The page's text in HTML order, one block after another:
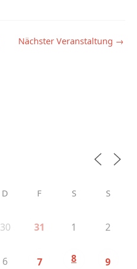
Nächster Veranstaltung →
D F S S
30 31 1 2
6 7 8 9